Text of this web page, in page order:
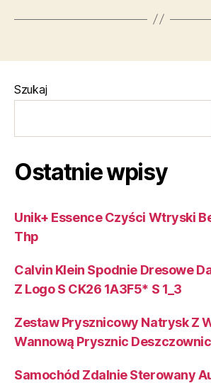
Szukaj
Ostatnie wpisy
Unik+ Essence Czyści Wtryski
Thp
Calvin Klein Spodnie Dresowe
Z Logo S CK26 1A3F5* S 1_3
Zestaw Prysznicowy Natrysk Z
Wannową Prysznic
Samochód Zdalnie Sterowany